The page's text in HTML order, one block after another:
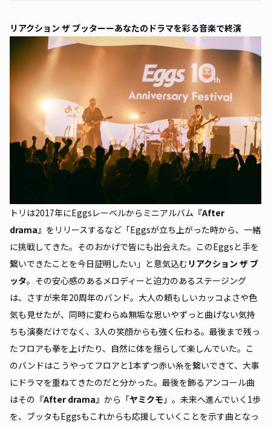
リアクション ザ ブッターーあなたのドラマを彩る音楽で終演
トリは2017年にEggsレーベルからミニアルバム『After
drama』をリリースするなど「Eggsが立ち上がった時から、一緒
に挑戦してきた。そのおかげで皆にも出会えた。このEggsと手を
繋いできたことを今日証明したい」と意気込む リアクション ザ ブ
ッタ。その安心感のあるメロディーと迫力のあるステージング
は、さすが来年20周年のバンド。大人の頼もしいカッコよさや色
気も見せたが、同時に変わらぬ無垢な思いやずっと曲げない気持
ちも演奏だけでなく、3人の笑顔からも強く伝わる。最後まで残っ
たフロアも拳を上げたり、自然に体を揺らして楽しんでいた。こ
のバンドはこうやってフロアと1本ずつ赤い糸を繋いできて、大事
にドラマを重ねてきたのだと分かった。最後を飾るアンコール曲
はその『After drama』から「ヤミクモ 」。未来へ進んでいく1歩
を、ブッタもEggsもこれからも応援していくことを示す曲となっ